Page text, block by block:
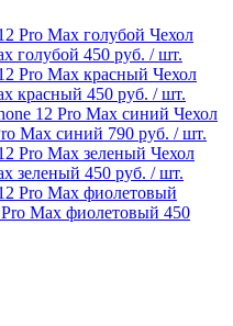
Чехол
голубой 450 руб. / шт.
Чехол
красный 450 руб. / шт.
Чехол
Max синий 790 руб. / шт.
Чехол
зеленый 450 руб. / шт.
Max фиолетовый 450